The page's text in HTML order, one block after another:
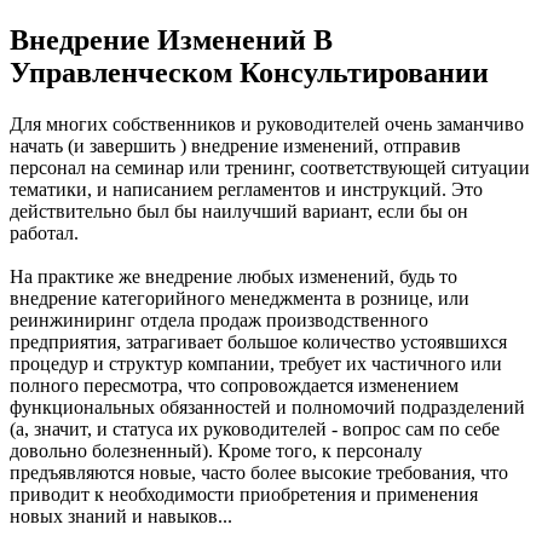
Внедрение Изменений В
Управленческом Консультировании
Для многих собственников и руководителей очень заманчиво
начать (и завершить ) внедрение изменений, отправив
персонал на семинар или тренинг, соответствующей ситуации
тематики, и написанием регламентов и инструкций. Это
действительно был бы наилучший вариант, если бы он
работал.
На практике же внедрение любых изменений, будь то
внедрение категорийного менеджмента в рознице, или
реинжиниринг отдела продаж производственного
предприятия, затрагивает большое количество устоявшихся
процедур и структур компании, требует их частичного или
полного пересмотра, что сопровождается изменением
функциональных обязанностей и полномочий подразделений
(а, значит, и статуса их руководителей - вопрос сам по себе
довольно болезненный). Кроме того, к персоналу
предъявляются новые, часто более высокие требования, что
приводит к необходимости приобретения и применения
новых знаний и навыков...